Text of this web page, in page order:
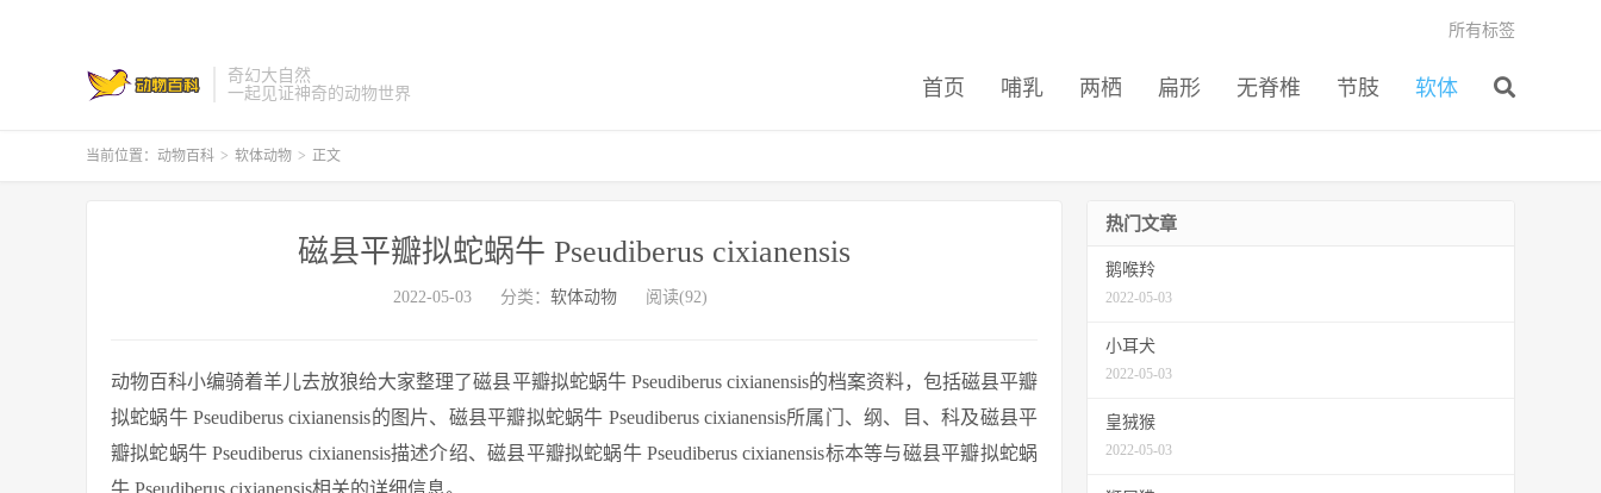
奇幻大自然
一起见证神奇的动物世界
首页 哺乳 两栖 扁形 无脊椎 节肢 软体
所有标签
当前位置： 动物百科 > 软体动物 > 正文
磁县平瓣拟蛇蜗牛 Pseudiberus cixianensis
2022-05-03 分类： 软体动物 阅读(92)
动物百科小编骑着羊儿去放狼给大家整理了磁县平瓣拟蛇蜗牛 Pseudiberus cixianensis的档案资料，包括磁县平瓣
拟蛇蜗牛 Pseudiberus cixianensis的图片、磁县平瓣拟蛇蜗牛 Pseudiberus cixianensis所属门、纲、目、科及磁县平
瓣拟蛇蜗牛 Pseudiberus cixianensis描述介绍、磁县平瓣拟蛇蜗牛 Pseudiberus cixianensis标本等与磁县平瓣拟蛇蜗
牛 Pseudiberus cixianensis相关的详细信息。
热门文章
鹅喉羚
2022-05-03
小耳犬
2022-05-03
皇狨猴
2022-05-03